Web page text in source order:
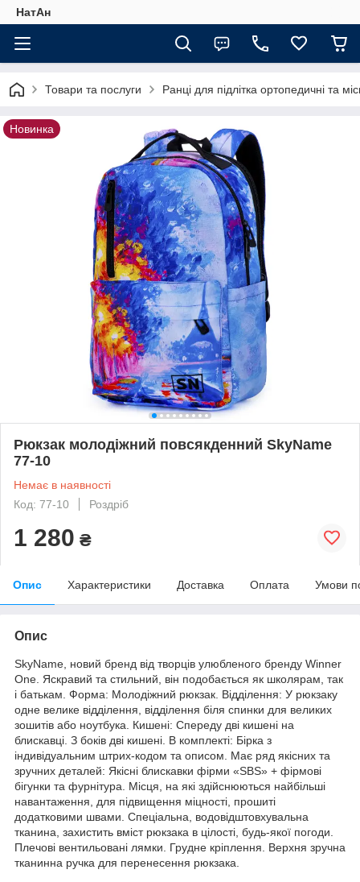
НатАн
Товари та послуги Ранці для підлітка ортопедичні та
Новинка
Рюкзак молодіжний повсякденний SkyName
77-10
Немає в наявності
Код: 77-10
Роздріб
1 280 ₴
Опис Характеристики Доставка Оплата Умови
Опис
SkyName, новий бренд від творців улюбленого бренду Winner
One. Яскравий та стильний, він подобається як школярам, так
і батькам. Форма: Молодіжний рюкзак. Відділення: У рюкзаку
одне велике відділення, відділення біля спинки для великих
зошитів або ноутбука. Кишені: Спереду дві кишені на
блискавці. З боків дві кишені. В комплекті: Бірка з
індивідуальним штрих-кодом та описом. Має ряд якісних та
зручних деталей: Якісні блискавки фірми «SBS» + фірмові
бігунки та фурнітура. Місця, на які здійснюються найбільші
навантаження, для підвищення міцності, прошиті
додатковими швами. Спеціальна, водовідштовхувальна
тканина, захистить вміст рюкзака в цілості, будь-якої погоди.
Плечові вентильовані лямки. Грудне кріплення. Верхня зручна
тканинна ручка для перенесення рюкзака.